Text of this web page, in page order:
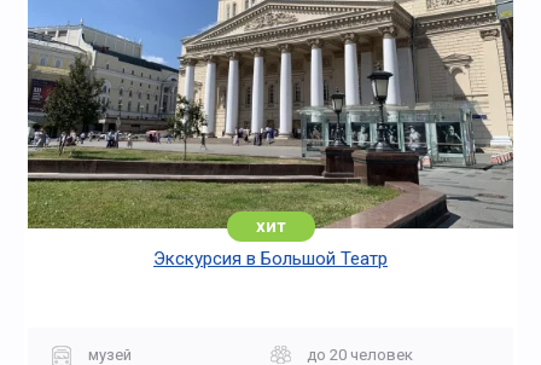
хит
Экскурсия в Большой Театр
музей
до 20 человек